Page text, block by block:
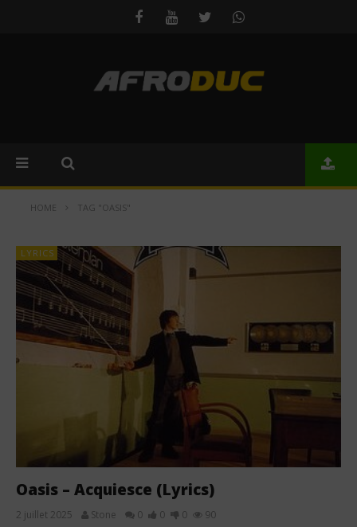
HOME TAG "OASIS"
LYRICS
Oasis – Acquiesce (Lyrics)
2 juillet 2025 Stone 0 0 0 90